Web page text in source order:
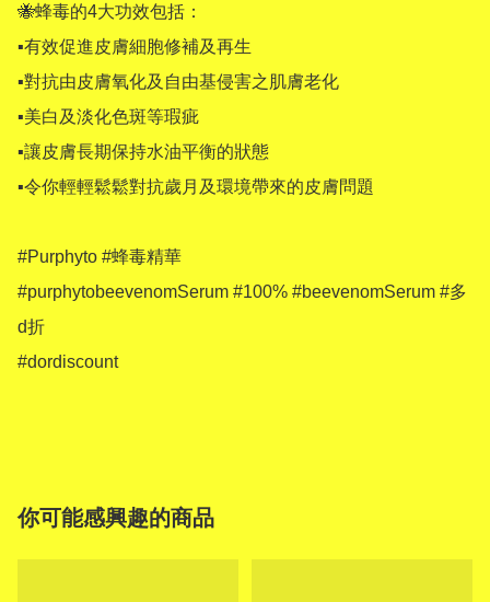
🐝蜂毒的4大功效包括：
▪有效促進皮膚細胞修補及再生
▪對抗由皮膚氧化及自由基侵害之肌膚老化
▪美白及淡化色斑等瑕疵
▪讓皮膚長期保持水油平衡的狀態
▪令你輕輕鬆鬆對抗歲月及環境帶來的皮膚問題
#Purphyto #蜂毒精華
#purphytobeevenomSerum #100% #beevenomSerum #多
d折
#dordiscount
你可能感興趣的商品